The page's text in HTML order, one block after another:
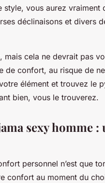
style, vous aurez vraiment
déclinaisons et divers
cela ne devrait pas
de confort, au risque de
élément et trouvez le
bien, vous le trouverez.
sexy homme :
personnel n’est que
confort au moment du